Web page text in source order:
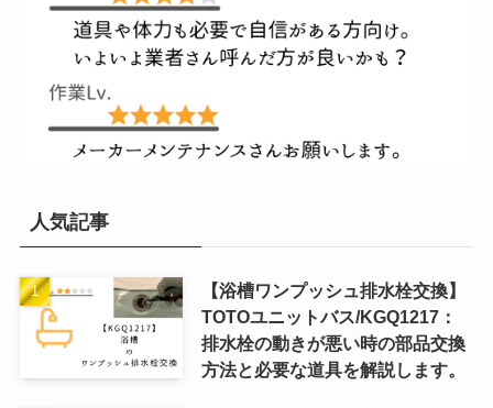
人気記事
【浴槽ワンプッシュ排水栓交換】
TOTOユニットバス/KGQ1217：
排水栓の動きが悪い時の部品交換
方法と必要な道具を解説します。